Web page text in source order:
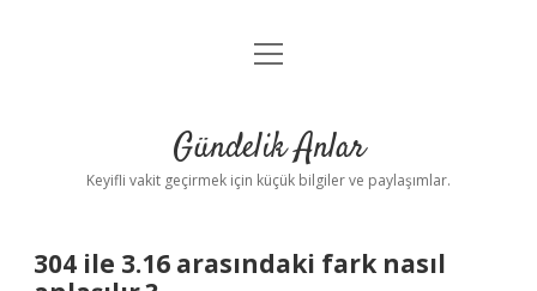
Anasayfa
Yasal Uyarı
menüyü
Gündelik Anlar
Keyifli vakit geçirmek için küçük bilgiler ve paylaşımlar.
304 ile 3.16 arasındaki fark nasıl